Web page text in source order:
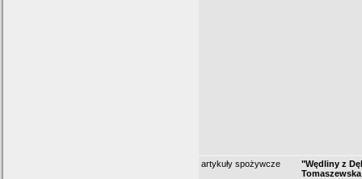
artykuły spożywcze
"Wędliny z
Tomaszewska